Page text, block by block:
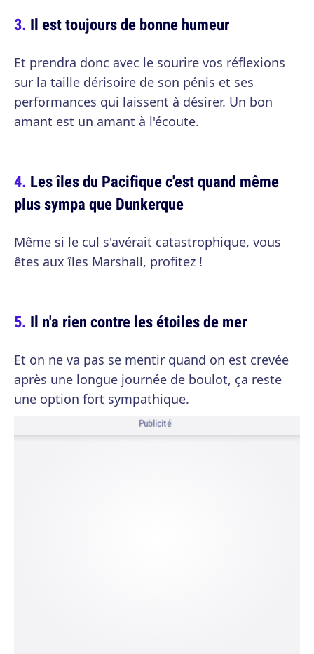
Il est toujours de bonne humeur
Et prendra donc avec le sourire vos réflexions
sur la taille dérisoire de son pénis et ses
performances qui laissent à désirer. Un bon
amant est un amant à l'écoute.
Les îles du Pacifique c'est quand même
plus sympa que Dunkerque
Même si le cul s'avérait catastrophique, vous
êtes aux îles Marshall, profitez !
Il n'a rien contre les étoiles de mer
Et on ne va pas se mentir quand on est crevée
après une longue journée de boulot, ça reste
une option fort sympathique.
Publicité